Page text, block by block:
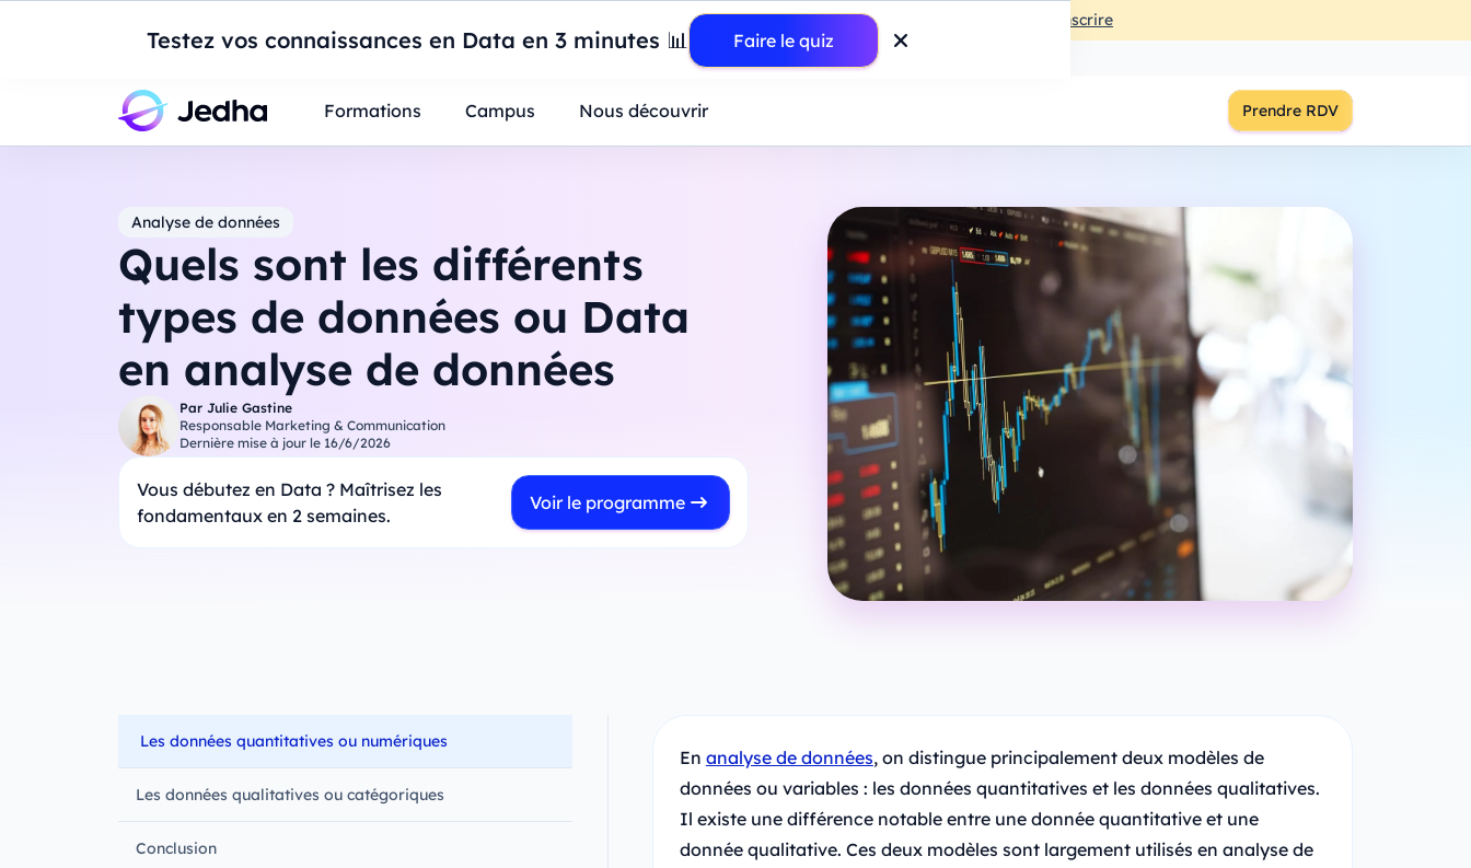
Testez vos connaissances en Data en 3 minutes 📊 Faire le quiz
Introduction à Power BI : construisez votre premier dashboard de A à Z
S'inscrire
Formations Campus Nous découvrir Prendre RDV
Analyse de données
Quels sont les différents
types de données ou Data
en analyse de données
Par Julie Gastine
Responsable Marketing & Communication
Dernière mise à jour le 16/6/2026
Vous débutez en Data ? Maîtrisez les
fondamentaux en 2 semaines.
Voir le programme
Les données quantitatives ou numériques
Les données qualitatives ou catégoriques
Conclusion
En analyse de données, on distingue principalement deux modèles de
données ou variables : les données quantitatives et les données qualitatives.
Il existe une différence notable entre une donnée quantitative et une
donnée qualitative. Ces deux modèles sont largement utilisés en analyse de